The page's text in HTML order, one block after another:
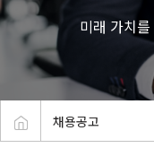
미래 가치
채용공고